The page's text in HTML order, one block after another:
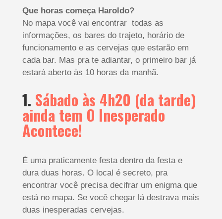
Que horas começa Haroldo?
No mapa você vai encontrar todas as
informações, os bares do trajeto, horário de
funcionamento e as cervejas que estarão em
cada bar. Mas pra te adiantar, o primeiro bar já
estará aberto às 10 horas da manhã.
1. Sábado às 4h20 (da tarde)
ainda tem O Inesperado
Acontece!
É uma praticamente festa dentro da festa e
dura duas horas. O local é secreto, pra
encontrar você precisa decifrar um enigma que
está no mapa. Se você chegar lá destrava mais
duas inesperadas cervejas.